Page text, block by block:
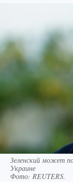
Зеленский может
Украине
Фото: REUTERS.